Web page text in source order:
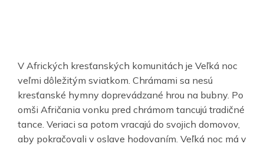
V Afrických kresťanských komunitách je Veľká noc
veľmi dôležitým sviatkom. Chrámami sa nesú
kresťanské hymny doprevádzané hrou na bubny. Po
omši Afričania vonku pred chrámom tancujú tradičné
tance. Veriaci sa potom vracajú do svojich domovov,
aby pokračovali v oslave hodovaním. Veľká noc má v